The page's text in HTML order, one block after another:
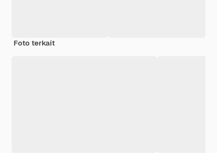
Foto terkait